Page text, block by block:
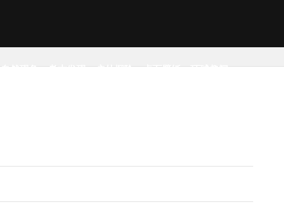
自然现象 考古发现 户外探险 桌面壁纸 环球趣闻